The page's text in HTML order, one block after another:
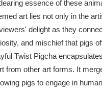
essence of these
art lies not only in the
delight as they
and mischief that pigs
Twist Pigcha
from other art forms. It
pigs to engage in